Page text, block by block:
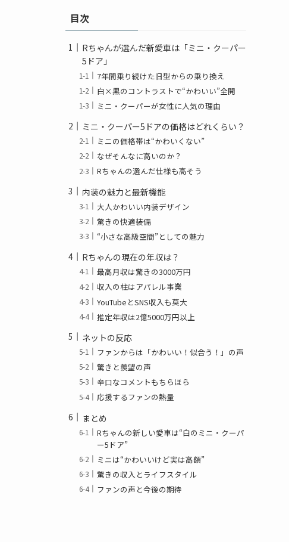
目次
Rちゃんが選んだ新愛車は「ミニ・クーパー
5ドア」
7年間乗り続けた旧型からの乗り換え
白×黒のコントラストで“かわいい”全開
ミニ・クーパーが女性に人気の理由
ミニ・クーパー5ドアの価格はどれくらい？
ミニの価格帯は“かわいくない”
なぜそんなに高いのか？
Rちゃんの選んだ仕様も高そう
内装の魅力と最新機能
大人かわいい内装デザイン
驚きの快適装備
“小さな高級空間”としての魅力
Rちゃんの現在の年収は？
最高月収は驚きの3000万円
収入の柱はアパレル事業
YouTubeとSNS収入も莫大
推定年収は2億5000万円以上
ネットの反応
ファンからは「かわいい！似合う！」の声
驚きと羨望の声
辛口なコメントもちらほら
応援するファンの熱量
まとめ
Rちゃんの新しい愛車は“白のミニ・クーパ
ー5ドア”
ミニは“かわいいけど実は高額”
驚きの収入とライフスタイル
ファンの声と今後の期待